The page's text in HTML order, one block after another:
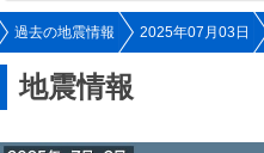
過去の地震情報 2025年07月03日
地震情報